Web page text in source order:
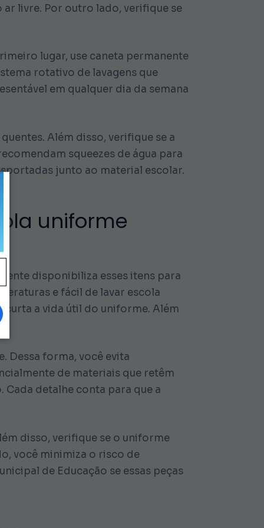
ar livre. Por outro lado, verifique se
lugar, use caneta permanente
rotativo de lavagens que
em qualquer dia da semana
Além disso, verifique se a
squeezes de água para
junto ao material escolar.
uniforme
disponibiliza esses itens para
e fácil de lavar escola
a vida útil do uniforme. Além
Dessa forma, você evita
de materiais que retêm
detalhe conta para que a
disso, verifique se o uniforme
você minimiza o risco de
de Educação se essas peças